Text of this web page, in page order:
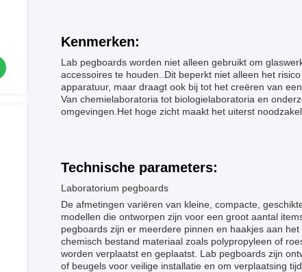
Kenmerken:
Lab pegboards worden niet alleen gebruikt om
accessoires te houden..Dit beperkt niet alleen het
apparatuur, maar draagt ook bij tot het creëren van
Van chemielaboratoria tot biologielaboratoria en
omgevingen.Het hoge zicht maakt het uiterst
Technische parameters:
Laboratorium pegboards
De afmetingen variëren van kleine, compacte,
modellen die ontworpen zijn voor een groot aantal
pegboards zijn er meerdere pinnen en haakjes aan
chemisch bestand materiaal zoals polypropyleen of
worden verplaatst en geplaatst. Lab pegboards zijn
of beugels voor veilige installatie en om verplaatsing